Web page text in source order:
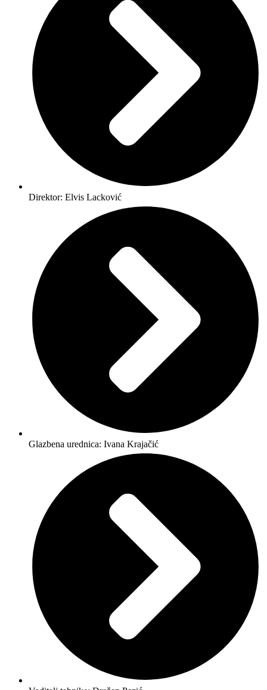
Direktor: Elvis Lacković
Glazbena urednica: Ivana Krajačić